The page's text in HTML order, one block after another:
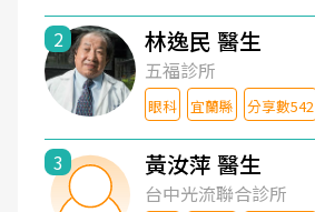
2 林逸民 醫生
五福診所
眼科 宜蘭縣 分享數542
3 黃汝萍 醫生
台中光流聯合診所